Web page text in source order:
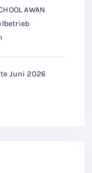
AWAN
Juni 2026